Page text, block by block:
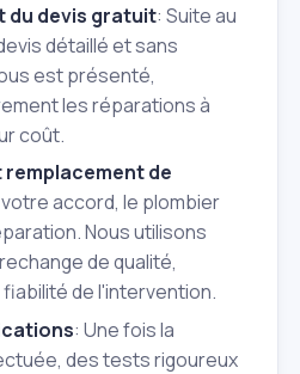
du devis gratuit: Suite au
détaillé et sans
est présenté,
les réparations à
coût.
de
accord, le plombier
Nous utilisons
de qualité,
de l'intervention.
: Une fois la
des tests rigoureux